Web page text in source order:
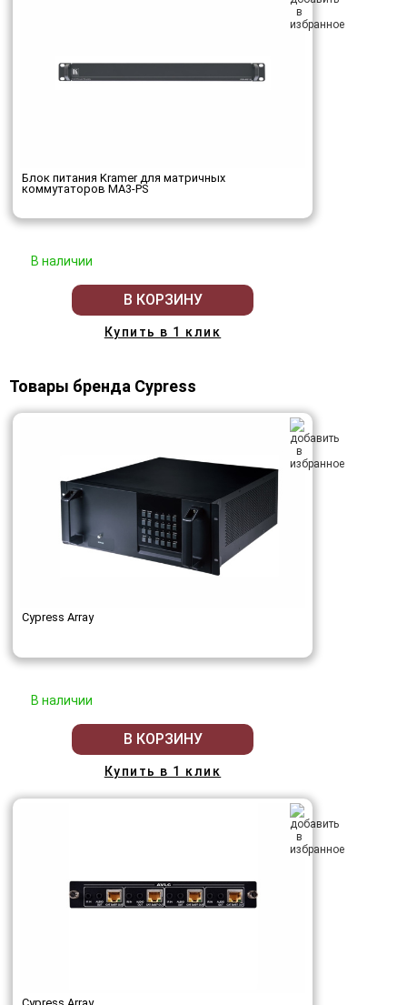
Блок питания Kramer для матричных
коммутаторов MA3-PS
В наличии
В КОРЗИНУ
Купить в 1 клик
Товары бренда Cypress
Cypress Array
В наличии
В КОРЗИНУ
Купить в 1 клик